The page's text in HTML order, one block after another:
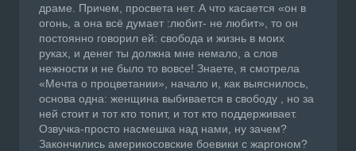
драме. Причем, просвета нет. А что касается «он в
огонь, а она всё думает :любит- не любит», то он
постоянно говорил ей: свобода и жизнь в моих
руках, и денег ты должна мне немало, а слов
нежности и не было то вовсе! Знаете, я смотрела
«Мечта о процветании», начало и, как выяснилось,
основа одна: женщина выбивается в свободу , но за
ней стоит и тот кто топит, и тот кто поддерживает.
Озвучка-просто насмешка над нами, ну зачем?
Закончились америкосовские боевики с жаргоном?